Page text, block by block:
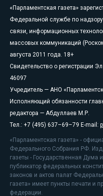
«Парламентская газета»
Федеральной службе по
связи, информационных
массовых коммуникаций
августа 2011 года. 18+
Свидетельство о регистрации
46097
Учредитель — АНО
Исполняющий обязанности
редактора — Абдуллаев М.Р.
Тел.: +7 (495) 637–69–79 E-mail:
«Парламентская газета» -
Федерального Собрания РФ.
газеты - Государственная
публикатор федеральных
законов и актов палат
газета» имеет пункты печати и
федерации.